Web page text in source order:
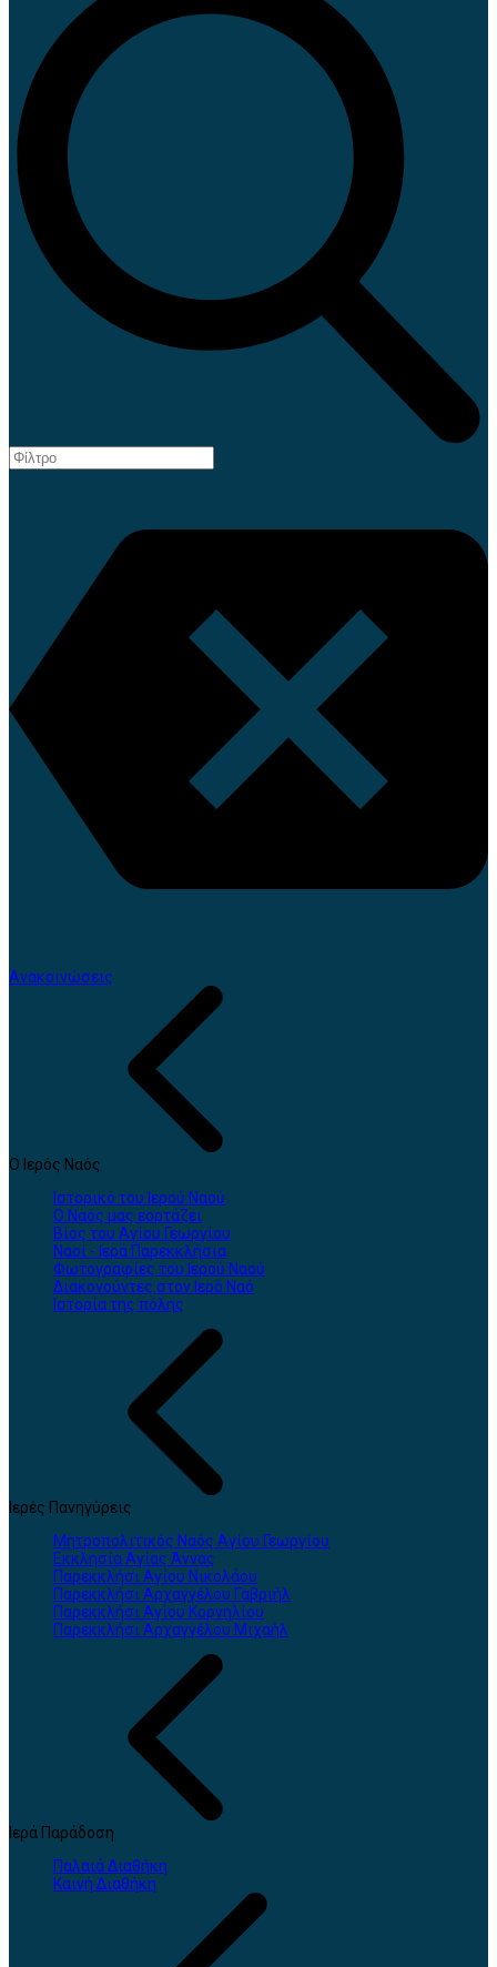
Ανακοινώσεις
Ο Ιερός Ναός
Ιστορικό του Ιερού Ναού
Ο Ναός μας εορτάζει
Βίος του Αγίου Γεωργίου
Ναοί - Ιερά Παρεκκλήσια
Φωτογραφίες του Ιερού Ναού
Διακονούντες στον Ιερό Ναό
Ιστορία της πόλης
Ιερές Πανηγύρεις
Μητροπολιτικός Ναός Αγίου Γεωργίου
Εκκλησία Αγίας Άννας
Παρεκκλήσι Αγίου Νικολάου
Παρεκκλήσι Αρχαγγέλου Γαβριήλ
Παρεκκλήσι Αγίου Κορνηλίου
Παρεκκλήσι Αρχαγγέλου Μιχαήλ
Ιερά Παράδοση
Παλαιά Διαθήκη
Καινή Διαθήκη